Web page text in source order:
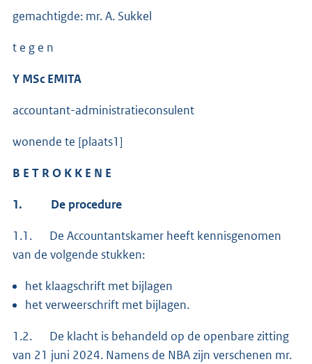
gemachtigde: mr. A. Sukkel
t e g e n
Y MSc EMITA
accountant-administratieconsulent
wonende te [plaats1]
B E T R O K K E N E
1. De procedure
1.1. De Accountantskamer heeft kennisgenomen
van de volgende stukken:
het klaagschrift met bijlagen
het verweerschrift met bijlagen.
1.2. De klacht is behandeld op de openbare zitting
van 21 juni 2024. Namens de NBA zijn verschenen mr.